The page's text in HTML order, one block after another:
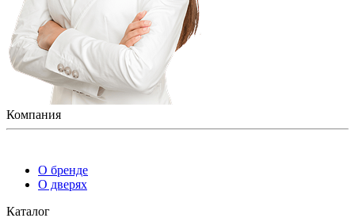
Компания
О бренде
О дверях
Каталог